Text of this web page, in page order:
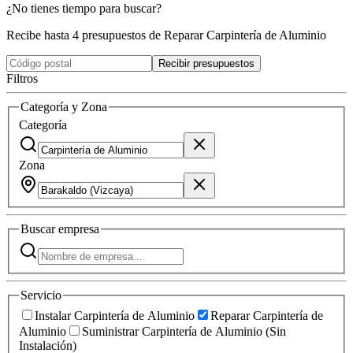
¿No tienes tiempo para buscar?
Recibe hasta 4 presupuestos de Reparar Carpintería de Aluminio
Recibir presupuestos
Filtros
Categoría y Zona
Categoría
Zona
Buscarempresa
Servicio
Instalar Carpintería de Aluminio
Reparar Carpintería de
Aluminio
Suministrar Carpintería de Aluminio (Sin
Instalación)